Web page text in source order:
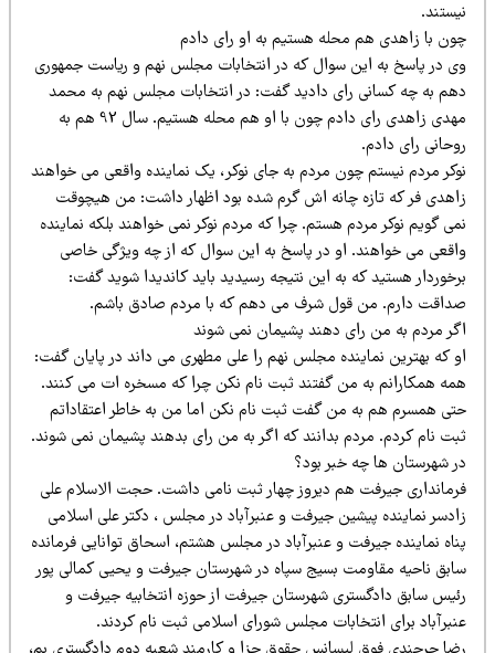
با زاهدی هم محله هستیم به او رای دادم
در پاسخ به این سوال که در انتخابات مجلس نهم و ریاست جمهوری
به چه کسانی رای دادید گفت: در انتخابات مجلس نهم به محمد
مهدی زاهدی رای دادم چون با او هم محله هستیم. سال 92 هم به
رای دادم.
مردم نیستم چون مردم به جای نوکر، یک نماینده واقعی می خواهند
فر که تازه چانه اش گرم شده بود اظهار داشت: من هیچوقت
گویم نوکر مردم هستم. چرا که مردم نوکر نمی خواهند بلکه نماینده
می خواهند. او در پاسخ به این سوال که از چه ویژگی خاصی
هستید که به این نتیجه رسیدید باید کاندیدا شوید گفت:
دارم. من قول شرف می دهم که با مردم صادق باشم.
مردم به من رای دهند پشیمان نمی شوند
که بهترین نماینده مجلس نهم را علی مطهری می داند در پایان گفت:
همکارانم به من گفتند ثبت نام نکن چرا که مسخره ات می کنند.
همسرم هم به من گفت ثبت نام نکن اما من به خاطر اعتقاداتم
نام کردم. مردم بدانند که اگر به من رای بدهند پشیمان نمی شوند.
شهرستان ها چه خبر بود؟
جیرفت هم دیروز چهار ثبت نامی داشت. حجت الاسلام علی
نماینده پیشین جیرفت و عنبرآباد در مجلس ، دکتر علی اسلامی
نماینده جیرفت و عنبرآباد در مجلس هشتم، اسحاق توانایی فرمانده
ناحیه مقاومت بسیج سپاه در شهرستان جیرفت و یحیی کمالی پور
سابق دادگستری شهرستان جیرفت از حوزه انتخابیه جیرفت و
برای انتخابات مجلس شورای اسلامی ثبت نام کردند.